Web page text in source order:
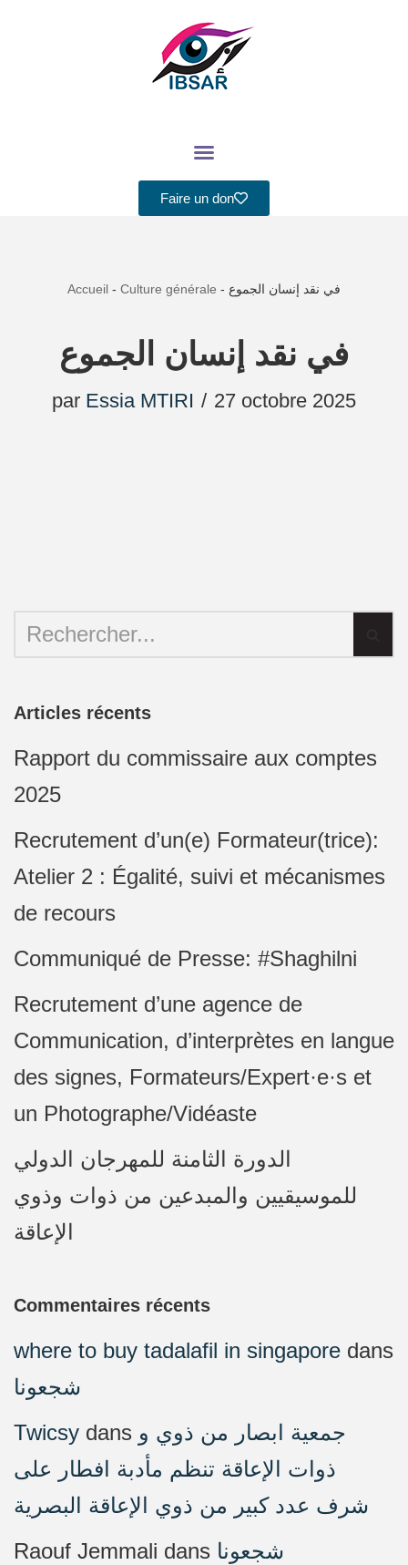
Faire un don
Accueil - Culture générale - في نقد إنسان الجموع
في نقد إنسان الجموع
par Essia MTIRI 27 octobre 2025
Articles récents
Rapport du commissaire aux comptes
2025
Recrutement d’un(e) Formateur(trice):
Atelier 2 : Égalité, suivi et mécanismes
de recours
Communiqué de Presse: #Shaghilni
Recrutement d’une agence de
Communication, d’interprètes en langue
des signes, Formateurs/Expert·e·s et
un Photographe/Vidéaste
الدورة الثامنة للمهرجان الدولي
للموسيقيين والمبدعين من ذوات وذوي
الإعاقة
Commentaires récents
where to buy tadalafil in singapore dans
شجعونا
Twicsy dans جمعية ابصار من ذوي و
ذوات الإعاقة تنظم مأدبة افطار على
شرف عدد كبير من ذوي الإعاقة البصرية
Raouf Jemmali dans شجعونا